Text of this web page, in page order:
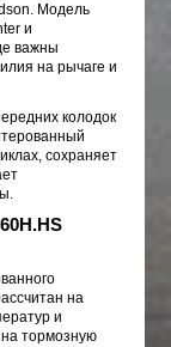
Модель
и
важны
на рычаге и
колодок
сохраняет
на
и
на тормозную